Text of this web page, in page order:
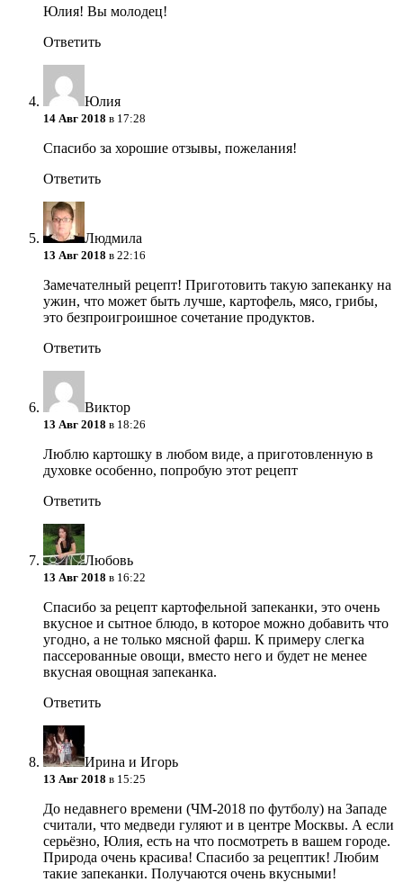
Юлия! Вы молодец!
Ответить
Юлия
14 Авг 2018 в 17:28
Спасибо за хорошие отзывы, пожелания!
Ответить
Людмила
13 Авг 2018 в 22:16
Замечателный рецепт! Приготовить такую запеканку на
ужин, что может быть лучше, картофель, мясо, грибы,
это безпроигроишное сочетание продуктов.
Ответить
Виктор
13 Авг 2018 в 18:26
Люблю картошку в любом виде, а приготовленную в
духовке особенно, попробую этот рецепт
Ответить
Любовь
13 Авг 2018 в 16:22
Спасибо за рецепт картофельной запеканки, это очень
вкусное и сытное блюдо, в которое можно добавить что
угодно, а не только мясной фарш. К примеру слегка
пассерованные овощи, вместо него и будет не менее
вкусная овощная запеканка.
Ответить
Ирина и Игорь
13 Авг 2018 в 15:25
До недавнего времени (ЧМ-2018 по футболу) на Западе
считали, что медведи гуляют и в центре Москвы. А если
серьёзно, Юлия, есть на что посмотреть в вашем городе.
Природа очень красива! Спасибо за рецептик! Любим
такие запеканки. Получаются очень вкусными!